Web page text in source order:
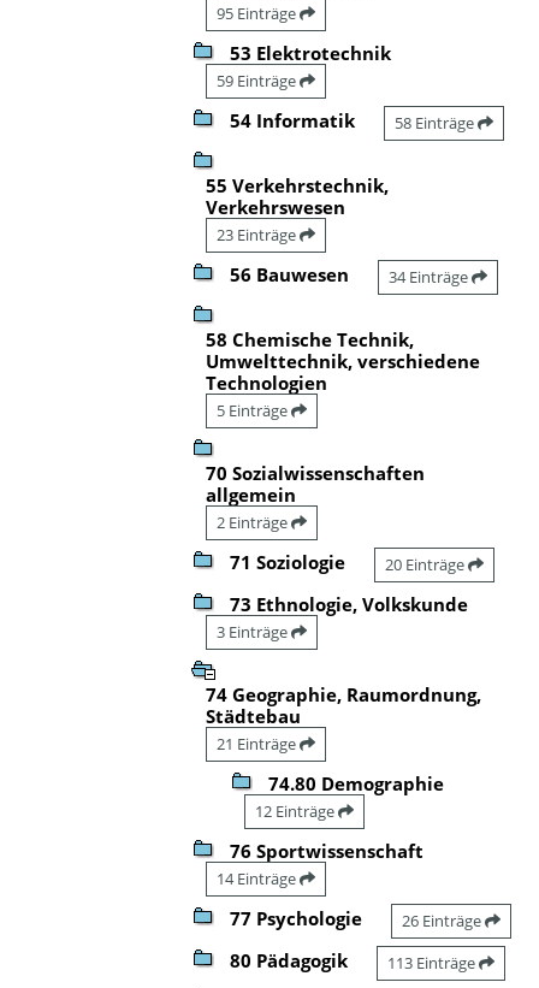
95 Einträge
53 Elektrotechnik
59 Einträge
54 Informatik 58 Einträge
55 Verkehrstechnik,
Verkehrswesen
23 Einträge
56 Bauwesen 34 Einträge
58 Chemische Technik,
Umwelttechnik, verschiedene
Technologien
5 Einträge
70 Sozialwissenschaften
allgemein
2 Einträge
71 Soziologie 20 Einträge
73 Ethnologie, Volkskunde
3 Einträge
74 Geographie, Raumordnung,
Städtebau
21 Einträge
74.80 Demographie
12 Einträge
76 Sportwissenschaft
14 Einträge
77 Psychologie 26 Einträge
80 Pädagogik 113 Einträge